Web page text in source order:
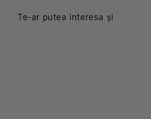
Te-ar putea interesa și